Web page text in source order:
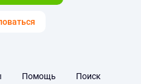
Помощь Поиск